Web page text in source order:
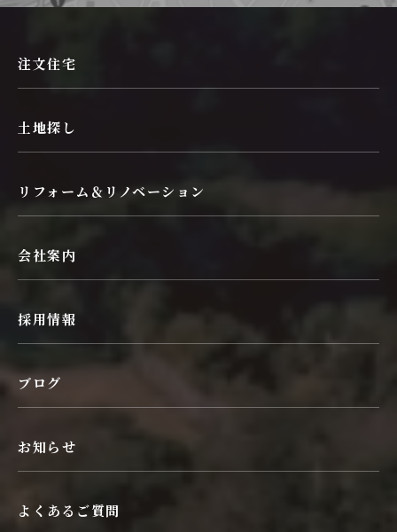
注文住宅
土地探し
リフォーム＆リノベーション
会社案内
採用情報
ブログ
お知らせ
よくあるご質問